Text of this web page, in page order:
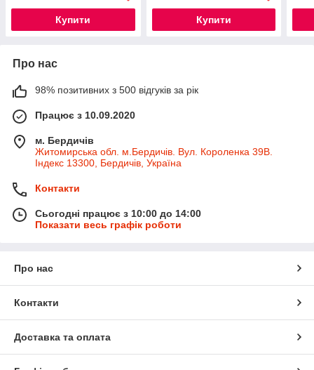
Тайвань
Купити Купити
Про нас
98% позитивних з 500 відгуків за рік
Працює з 10.09.2020
м. Бердичів
Житомирська обл. м.Бердичів. Вул. Короленка 39В.
Індекс 13300, Бердичів, Україна
Контакти
Сьогодні працює з 10:00 до 14:00
Показати весь графік роботи
Про нас
Контакти
Доставка та оплата